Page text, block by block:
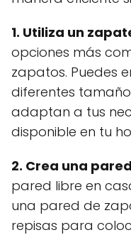
1. Utiliza un
opciones más
zapatos. Puedes
diferentes
adaptan a tus
disponible en tu
2. Crea una
pared libre en
una pared de
repisas para